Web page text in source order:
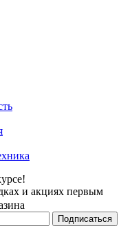
и акциях первым